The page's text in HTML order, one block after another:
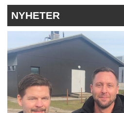
NYHETER